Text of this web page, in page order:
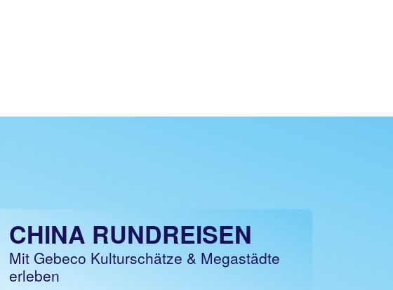
CHINA RUNDREISEN
Mit Gebeco Kulturschätze & Megastädte
erleben